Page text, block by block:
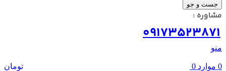
جست و جو
مشاوره :
09173523871
منو
0 موارد 0 تومان